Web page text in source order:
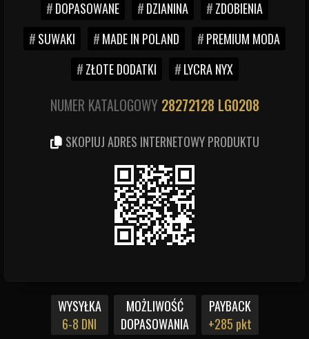
WYSYŁKA
6-8 DNI
MOŻLIWOŚĆ
DOPASOWANIA
PAYBACK
+285 pkt
DOPASOWANE
DZIANINA
ZDOBIENIA
SUWAKI
MADE IN POLAND
PREMIUM MODA
ZŁOTE DODATKI
LYCRA NYX
NUMER KATALOGOWY 28272128 LG0208
SKOPIUJ ADRES INTERNETOWY PRODUKTU